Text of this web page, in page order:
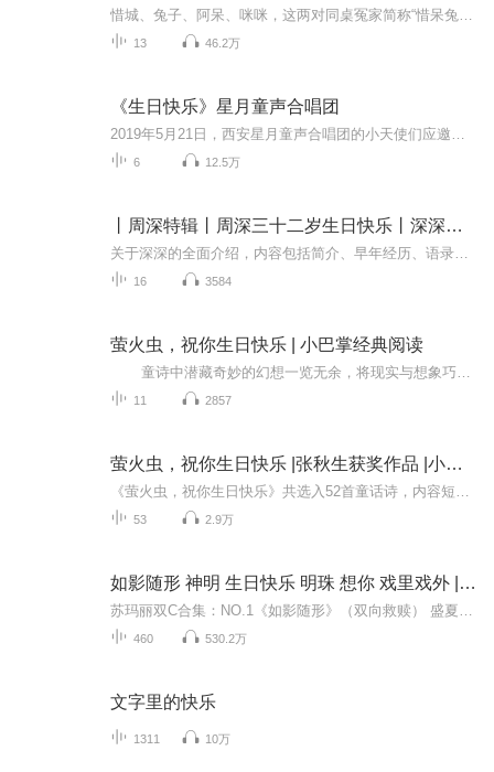
13 46.2万
《生日快乐》星月童声合唱团
6 12.5万
丨周深特辑丨周深三十二岁生日快乐丨深深加油丨
16 3584
萤火虫，祝你生日快乐 | 小巴掌经典阅读
11 2857
萤火虫，祝你生日快乐 |张秋生获奖作品 |小巴掌童话故事 |激发宝宝想象力
53 2.9万
如影随形 神明 生日快乐 明珠 想你 戏里戏外 |苏玛丽合集|阿伤x晏沉x三条
460 530.2万
文字里的快乐
1311 10万